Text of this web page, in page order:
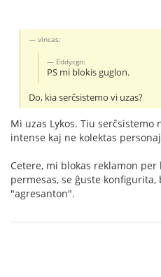
vincas:
Eddycgn:
PS mi blokis guglon.
Do, kia serĉsistemo vi uzas?
Mi uzas Lykos. Tiu
intense kaj ne kolektas
Cetere, mi blokas reklamon
permesas, se ĝuste
"agresanton".